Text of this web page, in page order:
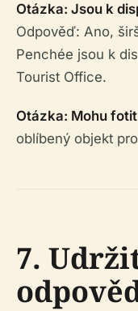
Otázka: Jsou k
Odpověď: Ano,
Penchée jsou k
Tourist Office.
Otázka: Mohu
oblíbený objekt
7.